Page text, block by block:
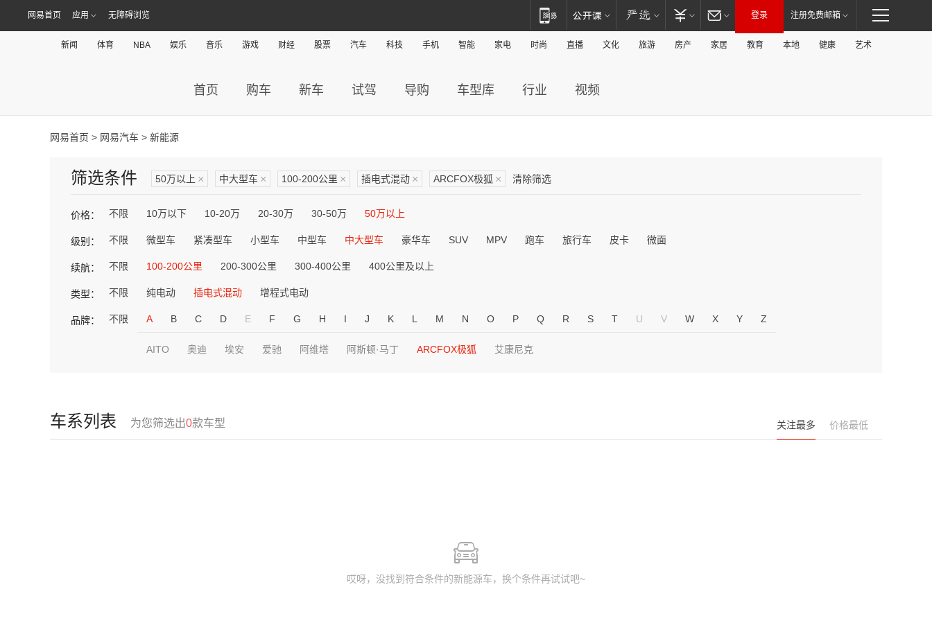
网易首页 应用 无障碍浏览 登录 注册免费邮箱
新闻 体育 NBA 娱乐 音乐 游戏 财经 股票 汽车 科技 手机 智能 家电 时尚 直播 文化 旅游 房产 家居 教育 本地 健康 艺术
首页 购车 新车 试驾 导购 车型库 行业 视频
网易首页 > 网易汽车 > 新能源
筛选条件 50万以上 × 中大型车 × 100-200公里 × 插电式混动 × ARCFOX极狐 × 清除筛选
价格： 不限 10万以下 10-20万 20-30万 30-50万 50万以上
级别： 不限 微型车 紧凑型车 小型车 中型车 中大型车 豪华车 SUV MPV 跑车 旅行车 皮卡 微面
续航： 不限 100-200公里 200-300公里 300-400公里 400公里及以上
类型： 不限 纯电动 插电式混动 增程式电动
品牌： 不限 A B C D E F G H I J K L M N O P Q R S T U V W X Y Z
AITO 奥迪 埃安 爱驰 阿维塔 阿斯顿·马丁 ARCFOX极狐 艾康尼克
车系列表 为您筛选出0款车型 关注最多 价格最低
哎呀，没找到符合条件的新能源车，换个条件再试试吧~